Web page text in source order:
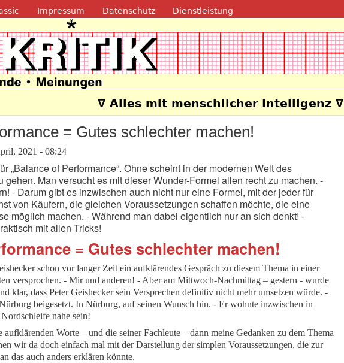
Direkt zum Inhalt
Impressum Datenschutz Dienstleistung
∇ Alles mit menschlicher Intelligenz ∇
= Gutes schlechter machen!
2021 - 08:24
„Balance of Performance“. Ohne scheint in der modernen Welt des
gehen. Man versucht es mit dieser Wunder-Formel allen recht zu machen. -
- Darum gibt es inzwischen auch nicht nur eine Formel, mit der jeder für
von Käufern, die gleichen Voraussetzungen schaffen möchte, die eine
möglich machen. - Während man dabei eigentlich nur an sich denkt! -
mit allen Tricks!
= Gutes schlechter machen!
schon vor langer Zeit ein aufklärendes Gespräch zu diesem Thema in einer
versprochen. - Mir und anderen! - Aber am Mittwoch-Nachmittag – gestern - wurde
klar, dass Peter Geishecker sein Versprechen definitiv nicht mehr umsetzen würde. -
beigesetzt. In Nürburg, auf seinen Wunsch hin. - Er wohnte inzwischen in
nahe sein!
aufklärenden Worte – und die seiner Fachleute – dann meine Gedanken zu dem Thema
wir da doch einfach mal mit der Darstellung der simplen Voraussetzungen, die zur
das auch anders erklären könnte.